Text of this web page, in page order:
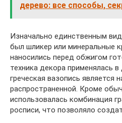
дерево: все способы,
Изначально единственным
был шликер или минеральные
наносились перед обжигом
техника декора применялась
греческая вазопись является
распространенной. Кроме
использовалась комбинация
росписи, что позволяло